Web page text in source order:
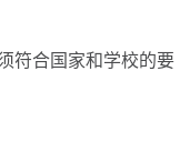
符合国家和学校的要